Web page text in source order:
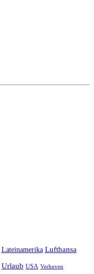
Lateinamerika Lufthansa
Urlaub USA Verhuven